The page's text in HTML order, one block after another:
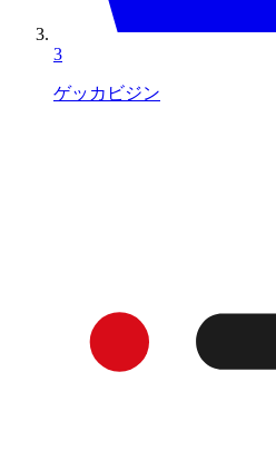
3
ゲッカビジン